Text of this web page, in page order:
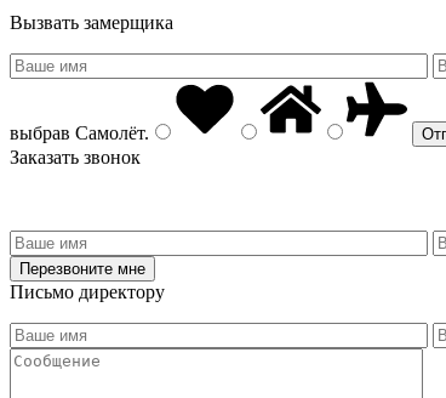
Вызвать замерщика
выбрав Самолёт.
Заказать звонок
Письмо директору